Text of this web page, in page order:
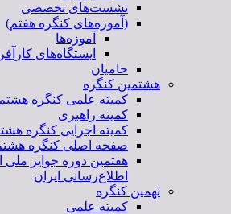
نشست‌های تخصصی
(آموزه‌های کنگره هفتم)
آموزه‌ها
ایستگاه‌های
حامیان
هشتمین کنگره
کمیته علمی کنگره هشتم
کمیته راهبری
کمیته اجرایی کنگره
صفحه اصلی کنگره
هفتمین دوره جوایز ملی
اطلاع‌رسانی ایران
نهمین کنگره
کمیته علمی